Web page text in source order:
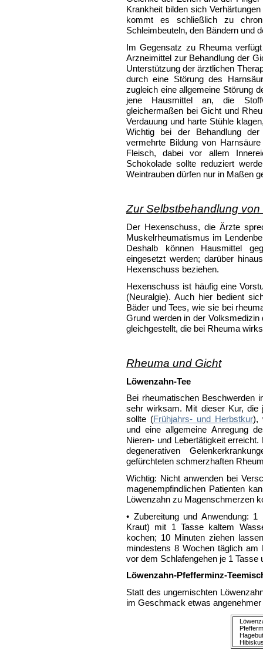
Krankheit bilden sich
kommt es schließlich zu
Schleimbeuteln, den Bändern und
Im Gegensatz zu Rheuma
Arzneimittel zur Behandlung der
Unterstützung der ärztlichen
durch eine Störung des
zugleich eine allgemeine Störung
jene Hausmittel an, die
gleichermaßen bei Gicht und
Verdauung und harte Stühle
Wichtig bei der Behandlung
vermehrte Bildung von
Fleisch, dabei vor allem
Schokolade sollte reduziert
Weintrauben dürfen nur in Maßen
Zur Selbstbehandlung
Der Hexenschuss, die Ärzte
Muskelrheumatismus im
Deshalb können Hausmittel
eingesetzt werden; darüber
Hexenschuss beziehen.
Hexenschuss ist häufig eine
(Neuralgie). Auch hier bedient
Bäder und Tees, wie sie bei
Grund werden in der
gleichgestellt, die bei Rheuma
Rheuma und Gicht
Löwenzahn-Tee
Bei rheumatischen Beschwerden
sehr wirksam. Mit dieser Kur, die
sollte (Frühjahrs- und Herbstkur),
und eine allgemeine Anregung
Nieren- und Lebertätigkeit
degenerativen
gefürchteten schmerzhaften
Wichtig: Nicht anwenden bei
magenempfindlichen Patienten
Löwenzahn zu Magenschmerzen
• Zubereitung und Anwendung:
Kraut) mit 1 Tasse kaltem
kochen; 10 Minuten ziehen
mindestens 8 Wochen täglich
vor dem Schlafengehen je 1 Tasse
Löwenzahn-Pfefferminz-
Statt des ungemischten
im Geschmack etwas